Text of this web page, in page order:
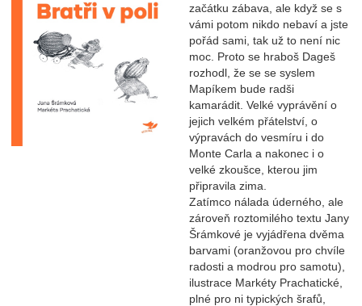
začátku zábava, ale když se s
vámi potom nikdo nebaví a jste
pořád sami, tak už to není nic
moc. Proto se hraboš Dageš
rozhodl, že se se syslem
Mapíkem bude radši
kamarádit. Velké vyprávění o
jejich velkém přátelství, o
výpravách do vesmíru i do
Monte Carla a nakonec i o
velké zkoušce, kterou jim
připravila zima.
Zatímco nálada úderného, ale
zároveň roztomilého textu Jany
Šrámkové je vyjádřena dvěma
barvami (oranžovou pro chvíle
radosti a modrou pro samotu),
ilustrace Markéty Prachatické,
plné pro ni typických šrafů,